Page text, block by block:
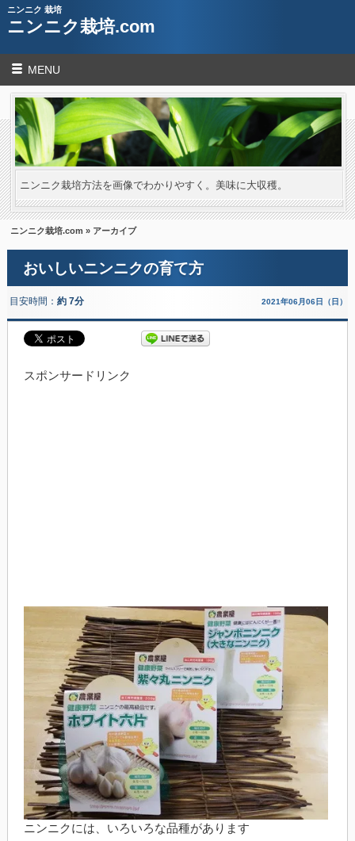
ニンニク 栽培
ニンニク栽培.com
MENU
ニンニク栽培方法を画像でわかりやすく。美味に大収穫。
ニンニク栽培.com » アーカイブ
おいしいニンニクの育て方
目安時間： 約 7分 2021年06月06日（日）
スポンサードリンク
ニンニクには、いろいろな品種があります